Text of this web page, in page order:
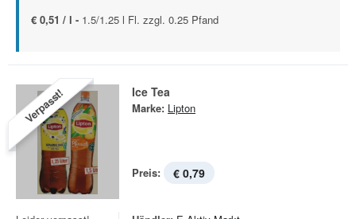
€ 0,51 / l - 1.5/1.25 l Fl. zzgl. 0.25 Pfand
Verpasst! Ice Tea
Marke: Lipton
Preis: € 0,79